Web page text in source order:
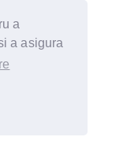
a
a asigura